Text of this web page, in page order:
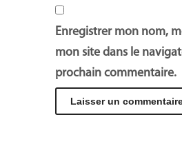
Enregistrer mon nom,
mon site dans le
prochain commentaire.